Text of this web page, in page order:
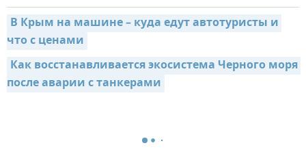
В Крым на машине – куда едут автотуристы и
что с ценами
Как восстанавливается экосистема Черного моря
после аварии с танкерами